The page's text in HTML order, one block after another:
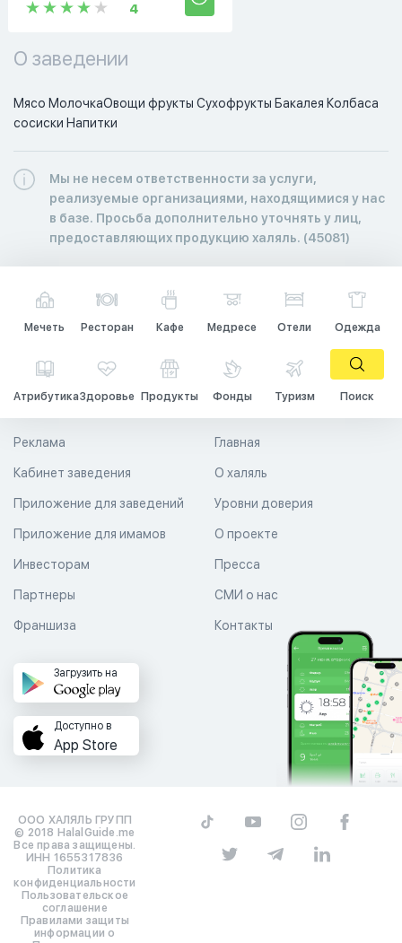
4
О заведении
Мясо МолочкаОвощи фрукты Сухофрукты Бакалея Колбаса
сосиски Напитки
Мы не несем ответственности за услуги,
реализуемые организациями, находящимися у нас
в базе. Просьба дополнительно уточнять у лиц,
предоставляющих продукцию халяль. (45081)
Мечеть Ресторан Кафе Медресе Отели Одежда
АтрибутикаЗдоровье Продукты Фонды Туризм Поиск
Главная
О халяль
Уровни доверия
Реклама
Кабинет заведения
Приложение для заведений
Приложение для имамов О проекте
Пресса
СМИ о нас
Контакты
Инвесторам
Партнеры
Франшиза
Загрузить на
Доступно в
App Store
ООО ХАЛЯЛЬ ГРУПП
© 2018 HalalGuide.me
Все права защищены.
ИНН 1655317836
Политика
конфиденциальности
Пользовательское
соглашение
Правилами защиты
информации о